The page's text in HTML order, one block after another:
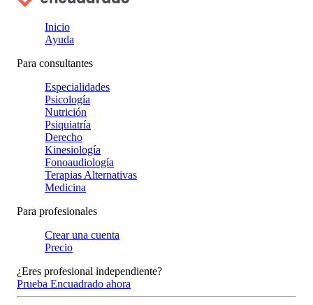
Inicio
Ayuda
Para consultantes
Especialidades
Psicología
Nutrición
Psiquiatría
Derecho
Kinesiología
Fonoaudiología
Terapias Alternativas
Medicina
Para profesionales
Crear una cuenta
Precio
¿Eres profesional independiente?
Prueba Encuadrado ahora